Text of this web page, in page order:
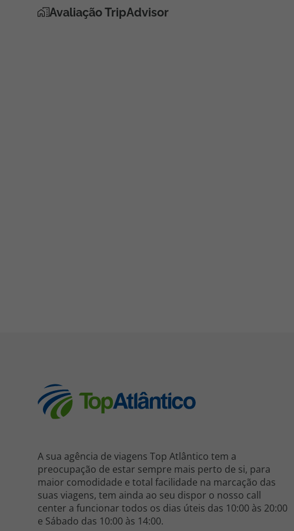
Avaliação TripAdvisor
A sua agência de viagens Top Atlântico tem a
preocupação de estar sempre mais perto de si, para
maior comodidade e total facilidade na marcação das
suas viagens, tem ainda ao seu dispor o nosso call
center a funcionar todos os dias úteis das 10:00 às 20:00
e Sábado das 10:00 às 14:00.